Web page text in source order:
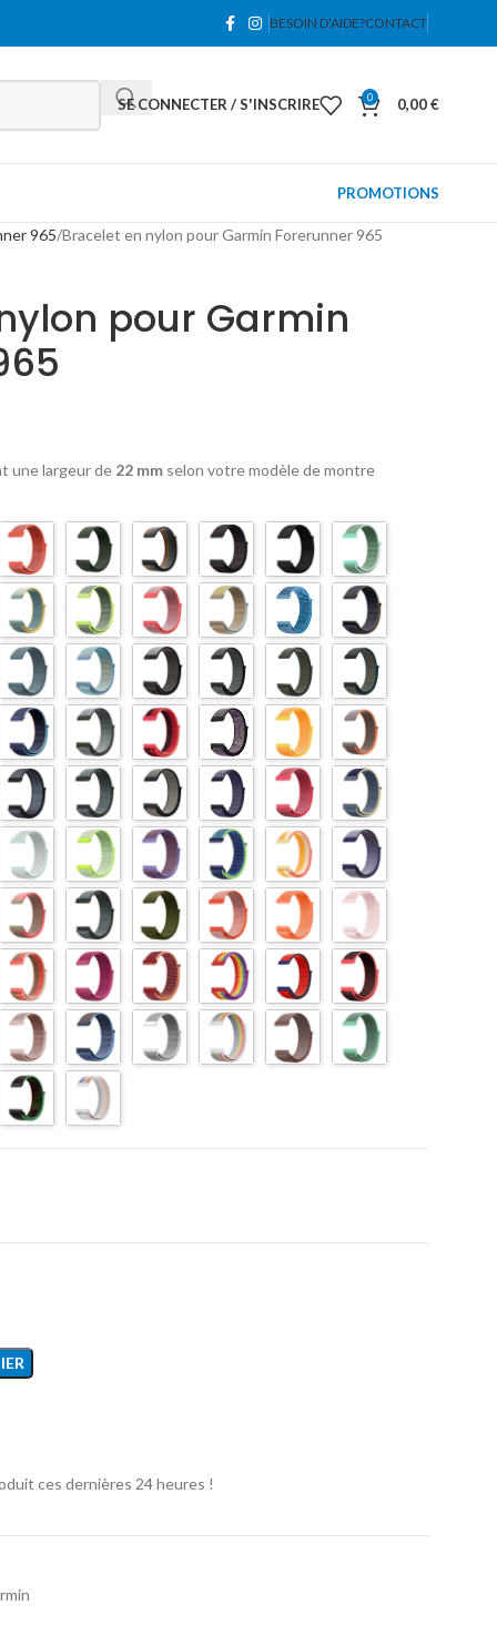
BESOIN D’AIDE?CONTACT
SE CONNECTER / S'INSCRIRE 0 0,00€
PROMOTIONS
965 Bracelet en nylon pour Garmin Forerunner 965
pour Garmin
une largeur de 22 mmselon votre modèle de montre
ces dernières 24 heures !